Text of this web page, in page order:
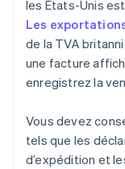
les États-Unis
Les
de la TVA
une facture
enregistrez la
Vous devez
tels que les
d’expédition et